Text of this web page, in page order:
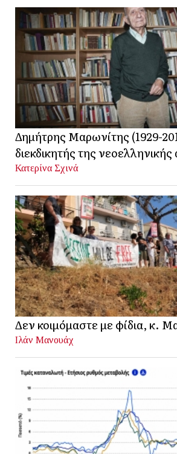
Δημήτρης Μαρωνίτης (1929-
διεκδικητής της
Κατερίνα Σχινά
Δεν κοιμόμαστε με φίδια, κ.
Ιλάν Μανουάχ